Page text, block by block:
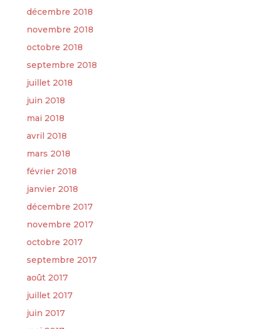
décembre 2018
novembre 2018
octobre 2018
septembre 2018
juillet 2018
juin 2018
mai 2018
avril 2018
mars 2018
février 2018
janvier 2018
décembre 2017
novembre 2017
octobre 2017
septembre 2017
août 2017
juillet 2017
juin 2017